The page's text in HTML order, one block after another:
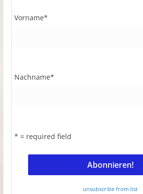
Vorname*
Nachname*
* = required field
unsubscribe from list